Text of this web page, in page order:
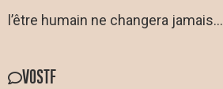
l’être humain ne changera jamais…
VOSTF